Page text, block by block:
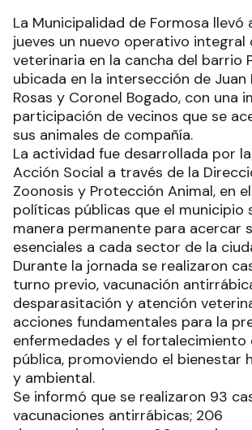
La Municipalidad de Formosa llevó
jueves un nuevo operativo integral
veterinaria en la cancha del barrio
ubicada en la intersección de Juan
Rosas y Coronel Bogado, con una
participación de vecinos que se
sus animales de compañía.
La actividad fue desarrollada por
Acción Social a través de la
Zoonosis y Protección Animal, en
políticas públicas que el municipio
manera permanente para acercar
esenciales a cada sector de la
Durante la jornada se realizaron
turno previo, vacunación
desparasitación y atención
acciones fundamentales para la
enfermedades y el fortalecimiento
pública, promoviendo el bienestar
y ambiental.
Se informó que se realizaron 93
vacunaciones antirrábicas; 206